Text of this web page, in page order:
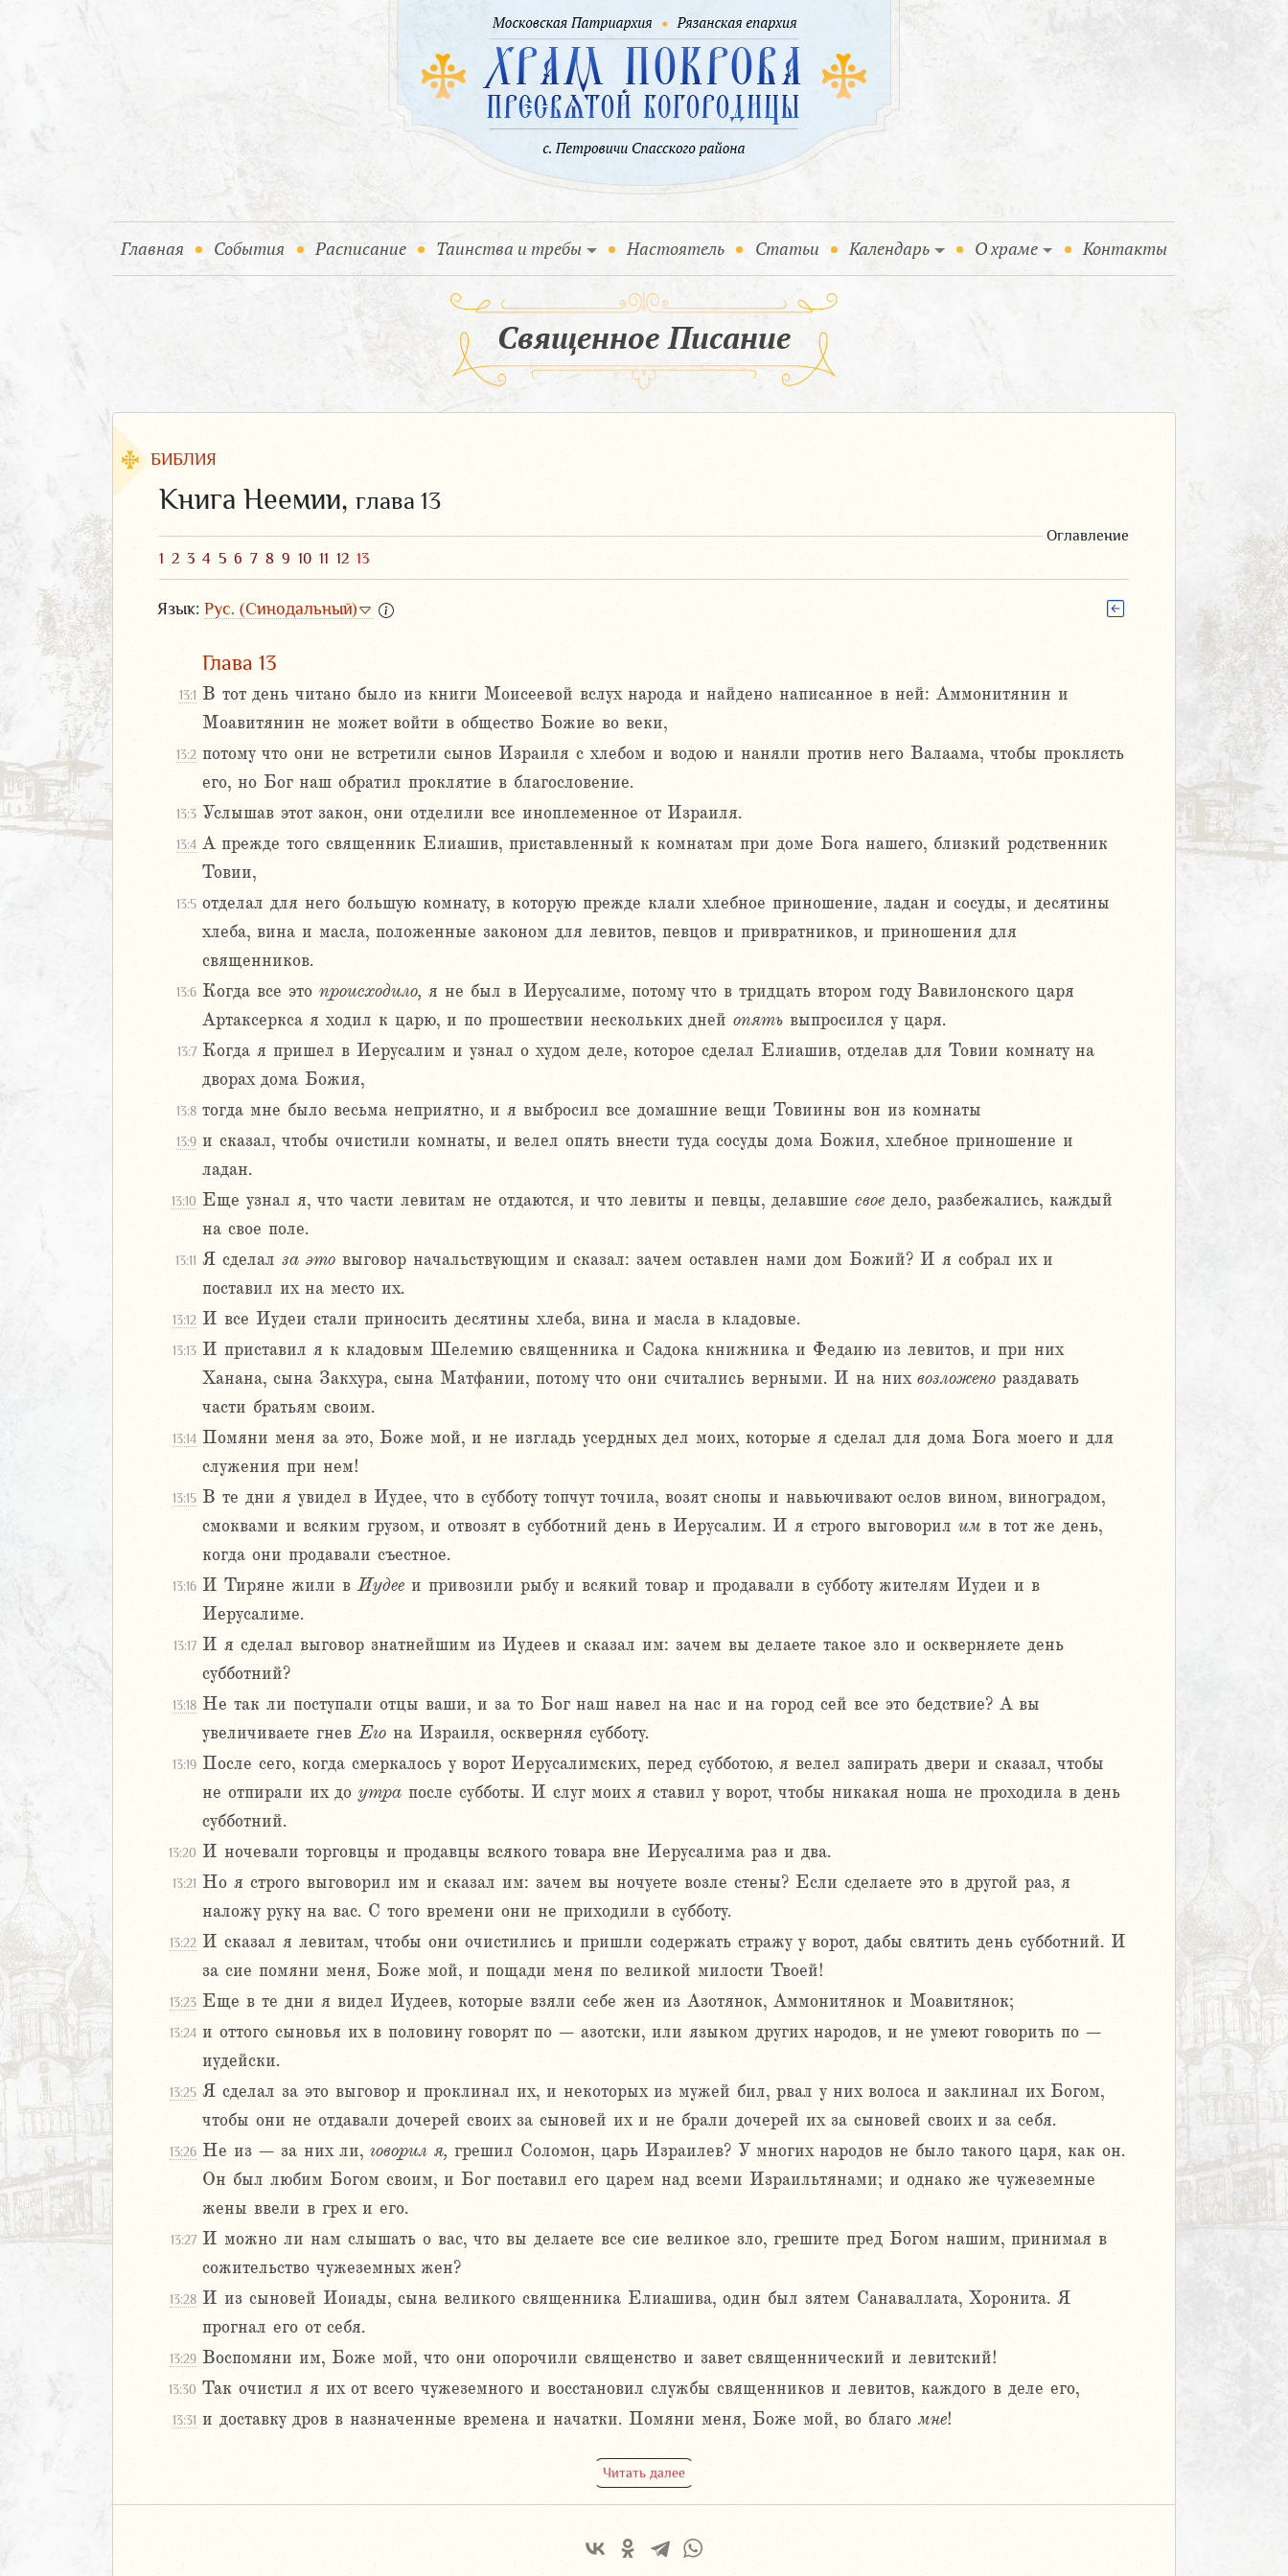
Главная (current)
События (current)
Расписание Таинства и требы Настоятель Статьи Календарь О храме Контакты
Священное Писание
БИБЛИЯ
Иеремии
Книга Неемии, глава 13
Оглавление
1 2 3 4 5 6 7 8 9 10 11 12 13
Язык: Рус. (Синодальный)
Глава 13
13:1 В тот день читано было из книги Моисеевой вслух народа и найдено написанное в ней: Аммонитянин и
Моавитянин не может войти в общество Божие во веки,
13:2 потому что они не встретили сынов Израиля с хлебом и водою и наняли против него Валаама, чтобы проклясть
его, но Бог наш обратил проклятие в благословение.
13:3 Услышав этот закон, они отделили все иноплеменное от Израиля.
13:4 А прежде того священник Елиашив, приставленный к комнатам при доме Бога нашего, близкий родственник
Товии,
13:5 отделал для него большую комнату, в которую прежде клали хлебное приношение, ладан и сосуды, и десятины
хлеба, вина и масла, положенные законом для левитов, певцов и привратников, и приношения для
священников.
13:6 Когда все это происходило, я не был в Иерусалиме, потому что в тридцать втором году Вавилонского царя
Артаксеркса я ходил к царю, и по прошествии нескольких дней опять выпросился у царя.
13:7 Когда я пришел в Иерусалим и узнал о худом деле, которое сделал Елиашив, отделав для Товии комнату на
дворах дома Божия,
13:8 тогда мне было весьма неприятно, и я выбросил все домашние вещи Товиины вон из комнаты
13:9 и сказал, чтобы очистили комнаты, и велел опять внести туда сосуды дома Божия, хлебное приношение и
ладан.
13:10 Еще узнал я, что части левитам не отдаются, и что левиты и певцы, делавшие свое дело, разбежались, каждый
на свое поле.
13:11 Я сделал за это выговор начальствующим и сказал: зачем оставлен нами дом Божий? И я собрал их и
поставил их на место их.
13:12 И все Иудеи стали приносить десятины хлеба, вина и масла в кладовые.
13:13 И приставил я к кладовым Шелемию священника и Садока книжника и Федаию из левитов, и при них
Ханана, сына Закхура, сына Матфании, потому что они считались верными. И на них возложено раздавать
части братьям своим.
13:14 Помяни меня за это, Боже мой, и не изгладь усердных дел моих, которые я сделал для дома Бога моего и для
служения при нем!
13:15 В те дни я увидел в Иудее, что в субботу топчут точила, возят снопы и навьючивают ослов вином, виноградом,
смоквами и всяким грузом, и отвозят в субботний день в Иерусалим. И я строго выговорил им в тот же день,
когда они продавали съестное.
13:16 И Тиряне жили вИудее и привозили рыбу и всякий товар и продавали в субботу жителям Иудеи и в
Иерусалиме.
13:17 И я сделал выговор знатнейшим из Иудеев и сказал им: зачем вы делаете такое зло и оскверняете день
субботний?
13:18 Не так ли поступали отцы ваши, и за то Бог наш навел на нас и на город сей все это бедствие? А вы
увеличиваете гневЕго на Израиля, оскверняя субботу.
13:19 После сего, когда смеркалось у ворот Иерусалимских, перед субботою, я велел запирать двери и сказал, чтобы
не отпирали их до утра после субботы. И слуг моих я ставил у ворот, чтобы никакая ноша не проходила в день
субботний.
13:20 И ночевали торговцы и продавцы всякого товара вне Иерусалима раз и два.
13:21 Но я строго выговорил им и сказал им: зачем вы ночуете возле стены? Если сделаете это в другой раз, я
наложу руку на вас. С того времени они не приходили в субботу.
13:22 И сказал я левитам, чтобы они очистились и пришли содержать стражу у ворот, дабы святить день субботний. И
за сие помяни меня, Боже мой, и пощади меня по великой милости Твоей!
13:23 Еще в те дни я видел Иудеев, которые взяли себе жен из Азотянок, Аммонитянок и Моавитянок;
13:24 и оттого сыновья их в половину говорят по – азотски, или языком других народов, и не умеют говорить по –
иудейски.
13:25 Я сделал за это выговор и проклинал их, и некоторых из мужей бил, рвал у них волоса и заклинал их Богом,
чтобы они не отдавали дочерей своих за сыновей их и не брали дочерей их за сыновей своих и за себя.
13:26 Не из – за них ли, говорил я, грешил Соломон, царь Израилев? У многих народов не было такого царя, как он.
Он был любим Богом своим, и Бог поставил его царем над всеми Израильтянами; и однако же чужеземные
жены ввели в грех и его.
13:27 И можно ли нам слышать о вас, что вы делаете все сие великое зло, грешите пред Богом нашим, принимая в
сожительство чужеземных жен?
13:28 И из сыновей Иоиады, сына великого священника Елиашива, один был зятем Санаваллата, Хоронита. Я
прогнал его от себя.
13:29 Воспомяни им, Боже мой, что они опорочили священство и завет священнический и левитский!
13:30 Так очистил я их от всего чужеземного и восстановил службы священников и левитов, каждого в деле его,
13:31 и доставку дров в назначенные времена и начатки. Помяни меня, Боже мой, во благо мне!
Читать далее